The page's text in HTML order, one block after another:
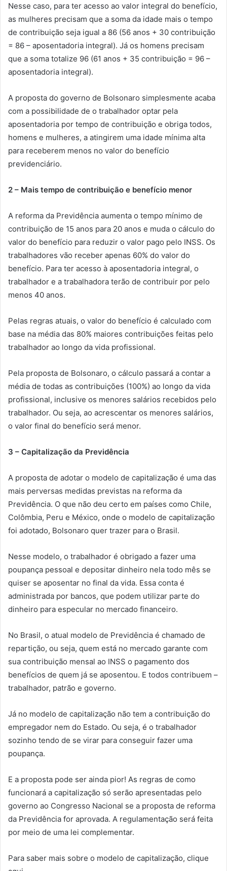
Nesse caso, para ter acesso ao valor integral do benefício,
as mulheres precisam que a soma da idade mais o tempo
de contribuição seja igual a 86 (56 anos + 30 contribuição
= 86 – aposentadoria integral). Já os homens precisam
que a soma totalize 96 (61 anos + 35 contribuição = 96 –
aposentadoria integral).
A proposta do governo de Bolsonaro simplesmente acaba
com a possibilidade de o trabalhador optar pela
aposentadoria por tempo de contribuição e obriga todos,
homens e mulheres, a atingirem uma idade mínima alta
para receberem menos no valor do benefício
previdenciário.
2 – Mais tempo de contribuição e benefício menor
A reforma da Previdência aumenta o tempo mínimo de
contribuição de 15 anos para 20 anos e muda o cálculo do
valor do benefício para reduzir o valor pago pelo INSS. Os
trabalhadores vão receber apenas 60% do valor do
benefício. Para ter acesso à aposentadoria integral, o
trabalhador e a trabalhadora terão de contribuir por pelo
menos 40 anos.
Pelas regras atuais, o valor do benefício é calculado com
base na média das 80% maiores contribuições feitas pelo
trabalhador ao longo da vida profissional.
Pela proposta de Bolsonaro, o cálculo passará a contar a
média de todas as contribuições (100%) ao longo da vida
profissional, inclusive os menores salários recebidos pelo
trabalhador. Ou seja, ao acrescentar os menores salários,
o valor final do benefício será menor.
3 – Capitalização da Previdência
A proposta de adotar o modelo de capitalização é uma das
mais perversas medidas previstas na reforma da
Previdência. O que não deu certo em países como Chile,
Colômbia, Peru e México, onde o modelo de capitalização
foi adotado, Bolsonaro quer trazer para o Brasil.
Nesse modelo, o trabalhador é obrigado a fazer uma
poupança pessoal e depositar dinheiro nela todo mês se
quiser se aposentar no final da vida. Essa conta é
administrada por bancos, que podem utilizar parte do
dinheiro para especular no mercado financeiro.
No Brasil, o atual modelo de Previdência é chamado de
repartição, ou seja, quem está no mercado garante com
sua contribuição mensal ao INSS o pagamento dos
benefícios de quem já se aposentou. E todos contribuem –
trabalhador, patrão e governo.
Já no modelo de capitalização não tem a contribuição do
empregador nem do Estado. Ou seja, é o trabalhador
sozinho tendo de se virar para conseguir fazer uma
poupança.
E a proposta pode ser ainda pior! As regras de como
funcionará a capitalização só serão apresentadas pelo
governo ao Congresso Nacional se a proposta de reforma
da Previdência for aprovada. A regulamentação será feita
por meio de uma lei complementar.
Para saber mais sobre o modelo de capitalização, clique